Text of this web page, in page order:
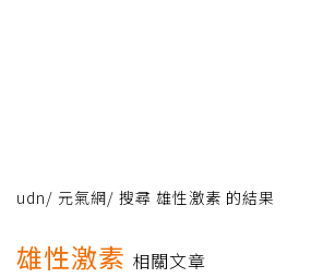
udn/ 元氣網/ 搜尋 雄性激素 的結果
雄性激素 相關文章